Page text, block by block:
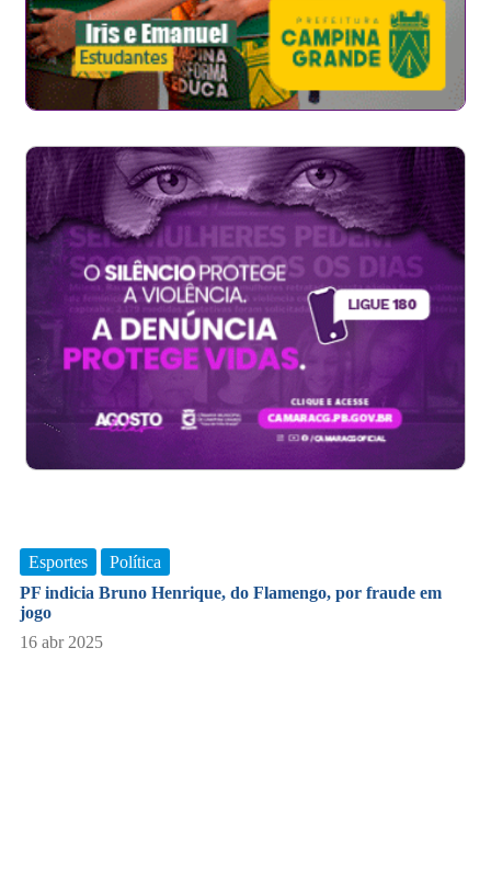
Esportes
Política
PF indicia Bruno Henrique, do Flamengo, por fraude em
jogo
16 abr 2025